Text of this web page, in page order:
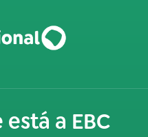
a EBC